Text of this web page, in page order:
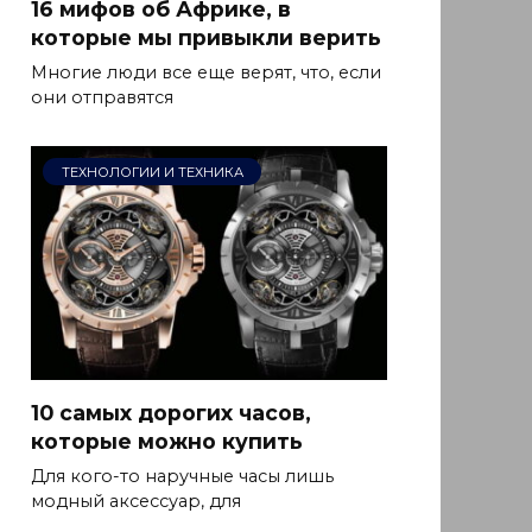
16 мифов об Африке, в
которые мы привыкли верить
Многие люди все еще верят, что, если
они отправятся
ТЕХНОЛОГИИ И ТЕХНИКА
10 самых дорогих часов,
которые можно купить
Для кого-то наручные часы лишь
модный аксессуар, для